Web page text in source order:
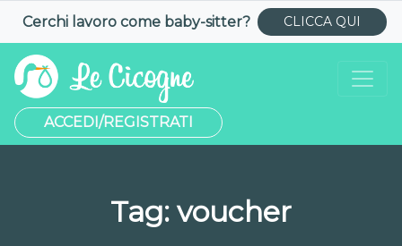
Cerchi lavoro come baby-sitter? CLICCA QUI
ACCEDI/REGISTRATI
Tag: voucher